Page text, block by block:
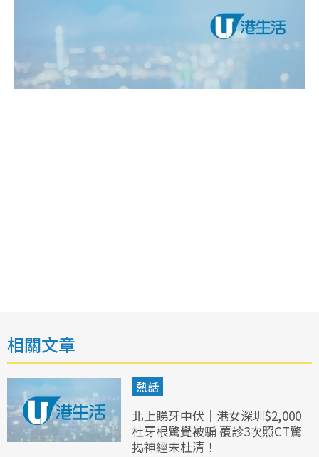
相關文章
熱話
北上睇牙中伏｜港女深圳$2,000
杜牙根驚覺被騙 覆診3次照CT驚
揭神經未杜清！